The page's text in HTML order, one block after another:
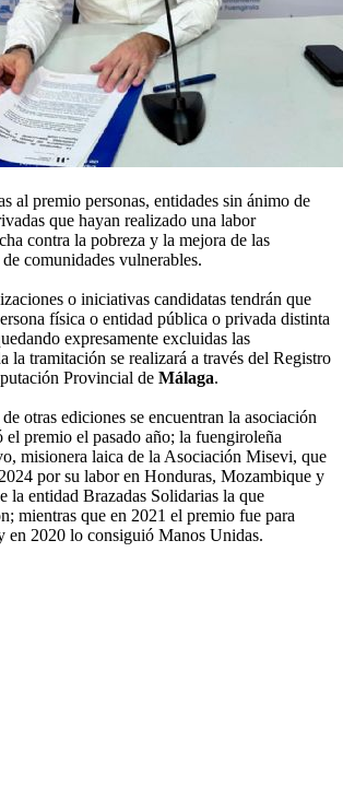
al premio personas, entidades sin ánimo de
que hayan realizado una labor
contra la pobreza y la mejora de las
comunidades vulnerables.
o iniciativas candidatas tendrán que
física o entidad pública o privada distinta
expresamente excluidas las
la tramitación se realizará a través del Registro
Provincial de Málaga.
otras ediciones se encuentran la asociación
premio el pasado año; la fuengiroleña
misionera laica de la Asociación Misevi, que
por su labor en Honduras, Mozambique y
la entidad Brazadas Solidarias la que
mientras que en 2021 el premio fue para
en 2020 lo consiguió Manos Unidas.